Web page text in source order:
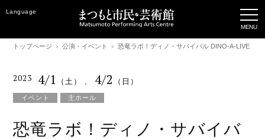
Language
トップページ 公演・イベント 恐竜ラボ！ディノ・サバイバル DINO-A-LIVE
2023 4/1 （土） 、 4/2 （日）
イベント 主ホール
恐竜ラボ！ディノ・サバイバ